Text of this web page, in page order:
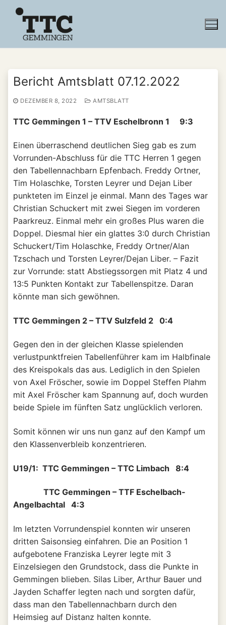
Inhalt
springen
Bericht Amtsblatt 07.12.2022
DEZEMBER 8, 2022 AMTSBLATT
TTC Gemmingen 1 – TTV Eschelbronn 1 9:3
Einen überraschend deutlichen Sieg gab es zum
Vorrunden-Abschluss für die TTC Herren 1 gegen
den Tabellennachbarn Epfenbach. Freddy Ortner,
Tim Holaschke, Torsten Leyrer und Dejan Liber
punkteten im Einzel je einmal. Mann des Tages war
Christian Schuckert mit zwei Siegen im vorderen
Paarkreuz. Einmal mehr ein großes Plus waren die
Doppel. Diesmal hier ein glattes 3:0 durch Christian
Schuckert/Tim Holaschke, Freddy Ortner/Alan
Tzschach und Torsten Leyrer/Dejan Liber. – Fazit
zur Vorrunde: statt Abstiegssorgen mit Platz 4 und
13:5 Punkten Kontakt zur Tabellenspitze. Daran
könnte man sich gewöhnen.
TTC Gemmingen 2 – TTV Sulzfeld 2 0:4
Gegen den in der gleichen Klasse spielenden
verlustpunktfreien Tabellenführer kam im Halbfinale
des Kreispokals das aus. Lediglich in den Spielen
von Axel Fröscher, sowie im Doppel Steffen Plahm
mit Axel Fröscher kam Spannung auf, doch wurden
beide Spiele im fünften Satz unglücklich verloren.
Somit können wir uns nun ganz auf den Kampf um
den Klassenverbleib konzentrieren.
U19/1: TTC Gemmingen – TTC Limbach 8:4
TTC Gemmingen – TTF Eschelbach-
Angelbachtal 4:3
Im letzten Vorrundenspiel konnten wir unseren
dritten Saisonsieg einfahren. Die an Position 1
aufgebotene Franziska Leyrer legte mit 3
Einzelsiegen den Grundstock, dass die Punkte in
Gemmingen blieben. Silas Liber, Arthur Bauer und
Jayden Schaffer legten nach und sorgten dafür,
dass man den Tabellennachbarn durch den
Heimsieg auf Distanz halten konnte.